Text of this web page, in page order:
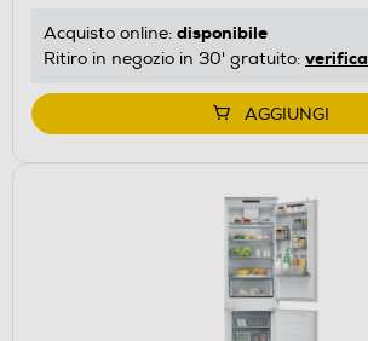
energetico
Youreko.
Acquisto online: disponibile
Ritiro in negozio in 30' gratuito: verifica
AGGIUNGI